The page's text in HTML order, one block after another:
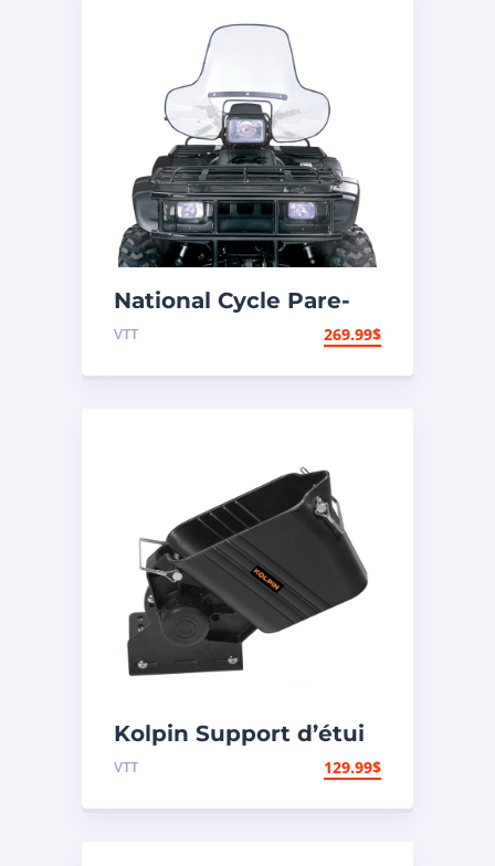
National Cycle Pare-
brise VTT Honda,
VTT 269.99$
Kolpin Support d’étui
à fusil de polyéthylène
VTT 129.99$